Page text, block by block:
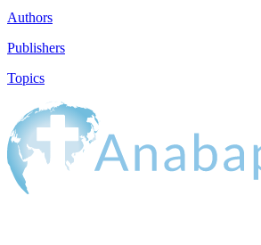
Authors
Publishers
Topics